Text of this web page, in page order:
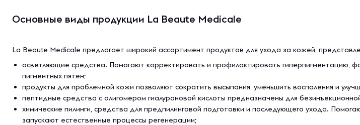
Основные виды продукции La Beaute Medicale
La Beaute Medicale предлагает широкий ассортимент продуктов для ухода за кожей,
осветляющие средства. Помогают корректировать и профилактировать гиперпигментацию,
пигментных пятен;
продукты для проблемной кожи позволяют сократить высыпания, уменьшить воспаления и
пептидные средства с олигомером гиалуроновой кислоты предназначены для
химические пилинги, средства для предпилинговой подготовки и последующего ухода.
запускают естественные процессы регенерации;